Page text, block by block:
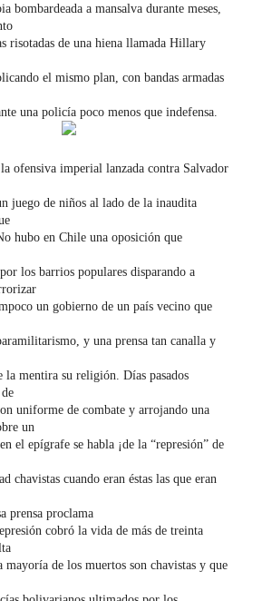
bombardeada a mansalva durante meses,
risotadas de una hiena llamada Hillary
el mismo plan, con bandas armadas
una policía poco menos que indefensa.
ofensiva imperial lanzada contra Salvador
juego de niños al lado de la inaudita
hubo en Chile una oposición que
los barrios populares disparando a
un gobierno de un país vecino que
y una prensa tan canalla y
la mentira su religión. Días pasados
uniforme de combate y arrojando una
un
el epígrafe se habla ¡de la “represión” de
chavistas cuando eran éstas las que eran
prensa proclama
cobró la vida de más de treinta
mayoría de los muertos son chavistas y que